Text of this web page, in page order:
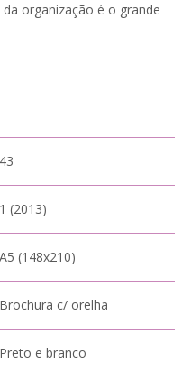
organização é o grande
43
1 (2013)
A5 (148x210)
Brochura c/ orelha
Preto e branco